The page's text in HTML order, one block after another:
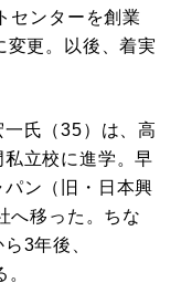
センターを創業
変更。以後、着実
氏（35）は、高
立校に進学。早
ン（旧・日本興
へ移った。ちな
3年後、